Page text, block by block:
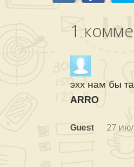
1
эхх нам бы
ARRO
Guest 27